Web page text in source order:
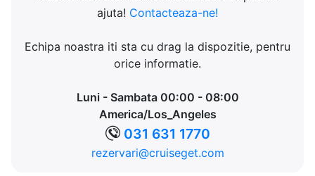
ajuta! Contacteaza-ne!
Echipa noastra iti sta cu drag la dispozitie, pentru
orice informatie.
Luni - Sambata 00:00 - 08:00
America/Los_Angeles
031 631 1770
rezervari@cruiseget.com